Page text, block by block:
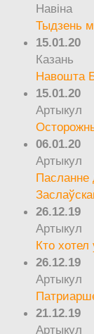
Навіна
Тыдзень
15.01.20
Казань
Навошта
15.01.20
Артыкул
06.01.20
Артыкул
Пасланне
26.12.19
Артыкул
Кто хотел
26.12.19
Артыкул
21.12.19
Артыкул